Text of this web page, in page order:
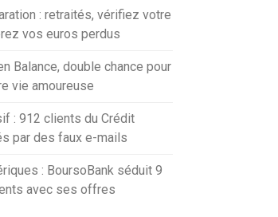
: retraités, vérifiez votre
vos euros perdus
Balance, double chance pour
vie amoureuse
: 912 clients du Crédit
par des faux e-mails
: BoursoBank séduit 9
avec ses offres